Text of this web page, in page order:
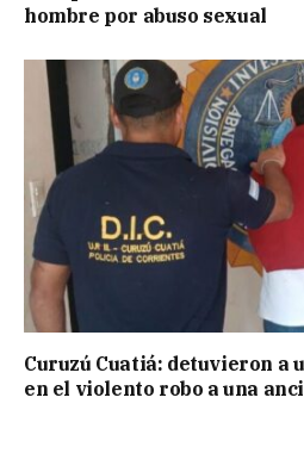
hombre por abuso sexual
Curuzú Cuatiá: detuvieron a
en el violento robo a una